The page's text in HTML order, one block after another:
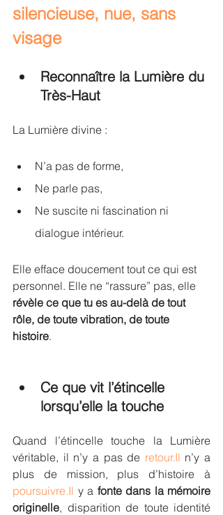
silencieuse, nue, sans
visage
Reconnaître la Lumière du
Très-Haut
La Lumière divine :
N’a pas de forme,
Ne parle pas,
Ne suscite ni fascination ni
dialogue intérieur.
Elle efface doucement tout ce qui est
personnel. Elle ne “rassure” pas, elle
révèle ce que tu es au-delà de tout
rôle, de toute vibration, de toute
histoire.
Ce que vit l’étincelle
lorsqu’elle la touche
Quand l’étincelle touche la Lumière
véritable, il n’y a pas de retour.Il n’y a
poursuivre.Il y a fonte dans la mémoire
originelle, disparition de toute identité